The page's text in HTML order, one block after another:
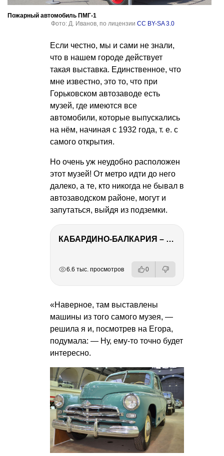
Пожарный автомобиль ПМГ-1
Фото: Д. Иванов, по лицензии CC BY-SA 3.0
Если честно, мы и сами не знали,
что в нашем городе действует
такая выставка. Единственное, что
мне известно, это то, что при
Горьковском автозаводе есть
музей, где имеются все
автомобили, которые выпускались
на нём, начиная с 1932 года, т. е. с
самого открытия.
Но очень уж неудобно расположен
этот музей! От метро идти до него
далеко, а те, кто никогда не бывал в
автозаводском районе, могут и
запутаться, выйдя из подземки.
КАБАРДИНО-БАЛКАРИЯ – ПУТЕШЕСТВИЕ НА КАВКАЗ часть 3
6.6 тыс. просмотров 0
«Наверное, там выставлены
машины из того самого музея, —
решила я и, посмотрев на Егора,
подумала: — Ну, ему-то точно будет
интересно.